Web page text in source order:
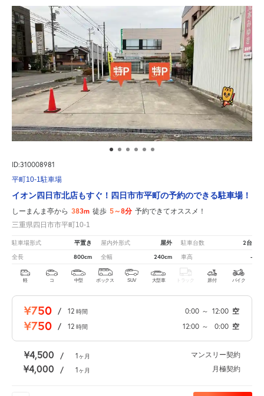
ID:310008981
平町10-1駐車場
イオン四日市北店もすぐ！四日市市平町の予約のできる駐車場！
しーまんま亭から 383m 徒歩 5～8分 予約できてオススメ！
三重県四日市市平町10-1
駐車場形式 平置き 屋内外形式 屋外 駐車台数 2台
全長 800cm 全幅 240cm 車高 -
軽 コ 中型 ボックス SUV 大型車 トラック 原付 バイク
¥750 / 12 時間 0:00 ～ 12:00 空
¥750 / 12 時間 12:00 ～ 0:00 空
¥4,500 / 1ヶ月 マンスリー契約
¥4,000 / 1ヶ月 月極契約